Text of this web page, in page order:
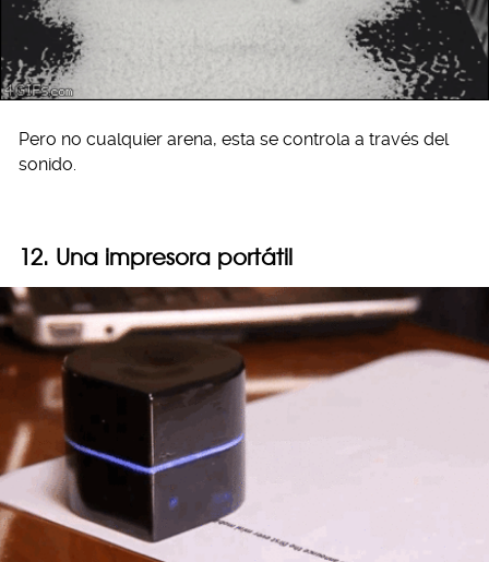
Pero no cualquier arena, esta se controla a través del
sonido.
12. Una impresora portátil